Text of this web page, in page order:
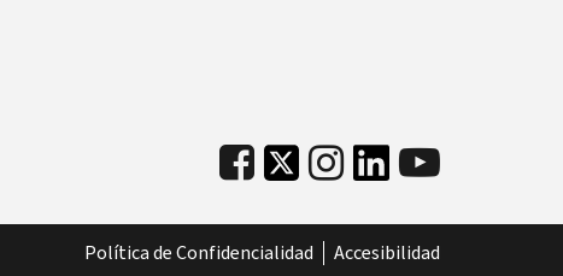
Política de Confidencialidad Accesibilidad